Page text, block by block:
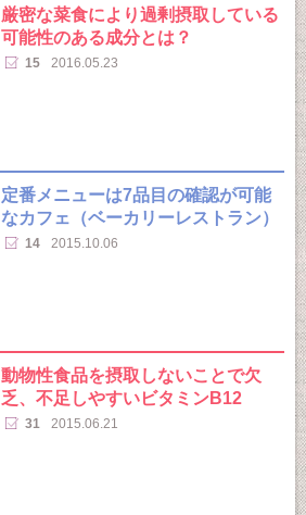
厳密な菜食により過剰摂取している
可能性のある成分とは？
15 2016.05.23
定番メニューは7品目の確認が可能
なカフェ（ベーカリーレストラン）
14 2015.10.06
動物性食品を摂取しないことで欠
乏、不足しやすいビタミンB12
31 2015.06.21